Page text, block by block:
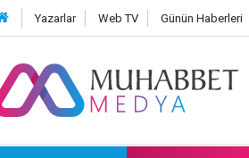
Yazarlar Web TV Günün Haberleri